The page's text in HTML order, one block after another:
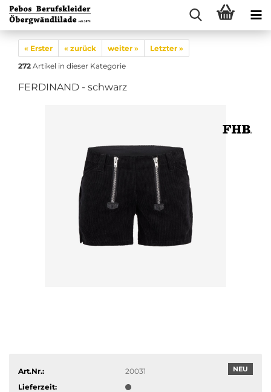
« Erster « zurück weiter »
Letzter »
272 Artikel in dieser Kategorie
FERDINAND - schwarz
NEU
Art.Nr.:
20031
Lieferzeit: